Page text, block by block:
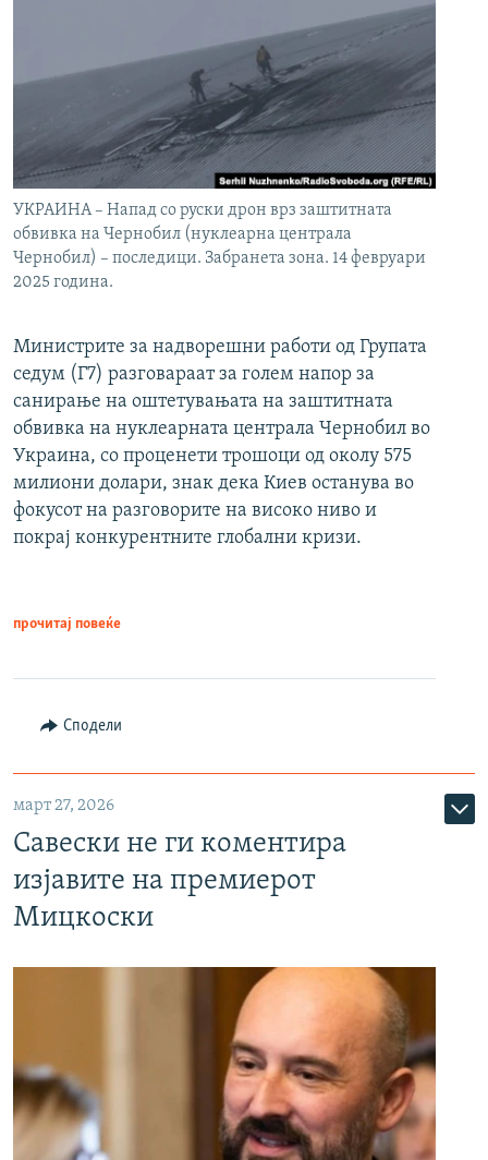
УКРАИНА – Напад со руски дрон врз заштитната
обвивка на Чернобил (нуклеарна централа
Чернобил) – последици. Забранета зона. 14 февруари
2025 година.
Министрите за надворешни работи од Групата
седум (Г7) разговараат за голем напор за
санирање на оштетувањата на заштитната
обвивка на нуклеарната централа Чернобил во
Украина, со проценети трошоци од околу 575
милиони долари, знак дека Киев останува во
фокусот на разговорите на високо ниво и
покрај конкурентните глобални кризи.
прочитај повеќе
Сподели
март 27, 2026
Савески не ги коментира
изјавите на премиерот
Мицкоски